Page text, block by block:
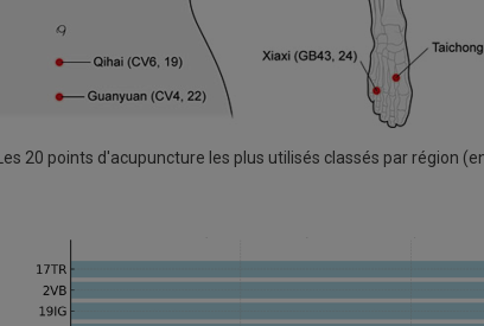
Les 20 points d'acupuncture les plus utilisés classés par région